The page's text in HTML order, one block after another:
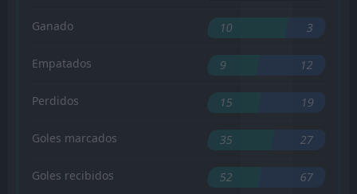
Ganado 10 3
Empatados 9 12
Perdidos 15 19
Goles marcados 35 27
Goles recibidos 52 67